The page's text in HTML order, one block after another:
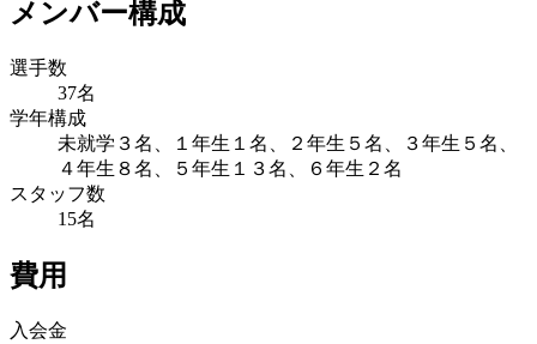
メンバー構成
選手数
37名
学年構成
未就学３名、１年生１名、２年生５名、３年生５名、
４年生８名、５年生１３名、６年生２名
スタッフ数
15名
費用
入会金